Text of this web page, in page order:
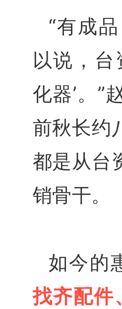
“有成
以说，台
化器’。”
前秋长约
都是从台
销骨干。
如今的
找齐配件